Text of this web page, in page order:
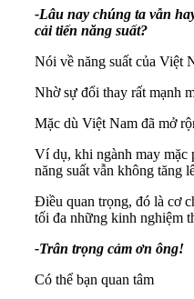
-Lâu nay chúng ta vẫn
cải tiến năng suất?
Nói về năng suất của Việt
Nhờ sự đổi thay rất mạnh
Mặc dù Việt Nam đã mở
Ví dụ, khi ngành may mặc
năng suất vẫn không tăng
Điều quan trọng, đó là cơ
tối đa những kinh nghiệm
-Trân trọng cảm ơn ông!
Có thể bạn quan tâm